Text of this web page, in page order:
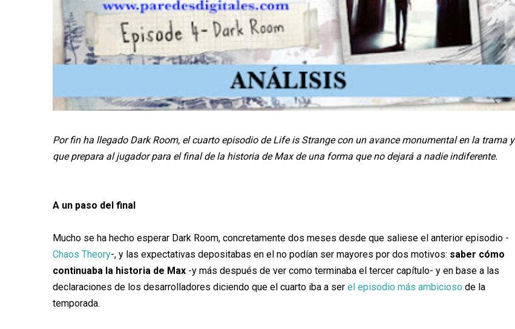
Por fin ha llegado Dark Room, el cuarto episodio de Life is Strange con un avance monumental en la trama y
que prepara al jugador para el final de la historia de Max de una forma que no dejará a nadie indiferente.
A un paso del final
Mucho se ha hecho esperar Dark Room, concretamente dos meses desde que saliese el anterior episodio -
Chaos Theory-, y las expectativas depositabas en el no podían ser mayores por dos motivos: saber cómo
continuaba la historia de Max -y más después de ver como terminaba el tercer capítulo- y en base a las
declaraciones de los desarrolladores diciendo que el cuarto iba a ser el episodio más ambicioso de la
temporada.